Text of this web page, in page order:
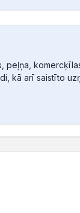
kā arī saistīto